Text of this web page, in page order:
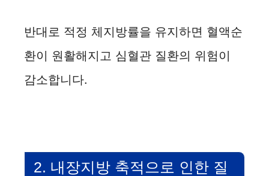
반대로 적정 체지방률을 유지하면 혈액순
환이 원활해지고 심혈관 질환의 위험이
감소합니다.
2. 내장지방 축적으로 인한 질